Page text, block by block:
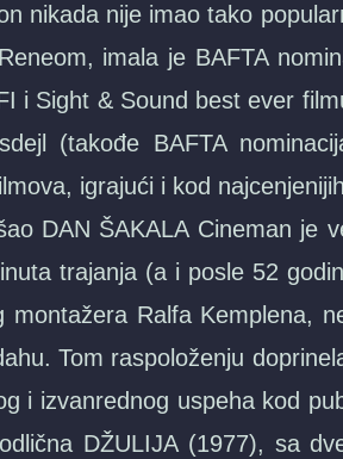
nikada nije imao tako
imala je BAFTA
i Sight & Sound best ever
(takođe BAFTA
igrajući i kod
DAN ŠAKALA Cineman je
trajanja (a i posle 52
montažera Ralfa Kemplena,
Tom raspoloženju
i izvanrednog uspeha kod
DŽULIJA (1977), sa